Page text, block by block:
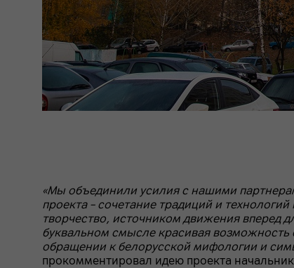
«Мы объединили усилия с нашими
проекта – сочетание традиций и
творчество, источником движения вперед
буквальном смысле красивая возможность
обращении к белорусской мифологии и
прокомментировал идею проекта